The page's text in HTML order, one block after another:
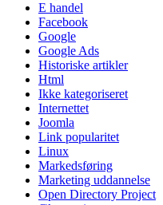
E handel
Facebook
Google
Google Ads
Historiske artikler
Html
Ikke kategoriseret
Internettet
Joomla
Link popularitet
Linux
Markedsføring
Marketing uddannelse
Open Directory Project